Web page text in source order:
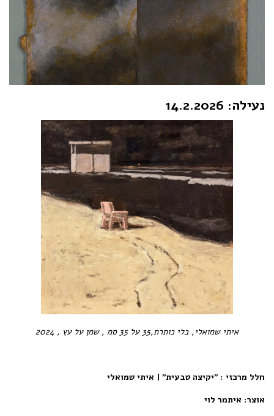
נעילה: 14.2.2026
איתי שמואלי, בלי כותרת,35 על 35 סמ , שמן על עץ , 2024
חלל מרכזי : "יקיצה טבעית" | איתי שמואלי
אוצר: איתמר לוי